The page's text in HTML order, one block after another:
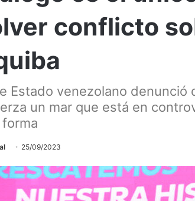
conflicto
Estado venezolano
un mar que está en
25/09/2023